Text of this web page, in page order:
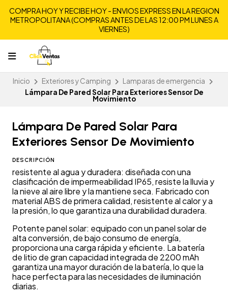
COMPRA HOY Y RECIBE HOY - ENVIOS EXPRESS EN LA REGION
METROPOLITANA (COMPRAS ANTES DE LAS 12:00 PM LUNES A
VIERNES)
Inicio Exteriores y Camping
Lamparas de emergencia
Lámpara De Pared Solar Para Exteriores Sensor De
Movimiento
Lámpara De Pared Solar Para
Exteriores Sensor De Movimiento
DESCRIPCIÓN
resistente al agua y duradera: diseñada con una
clasificación de impermeabilidad IP65, resiste la lluvia y
la nieve al aire libre y la mantiene seca. Fabricado con
material ABS de primera calidad, resistente al calor y a
la presión, lo que garantiza una durabilidad duradera.
Potente panel solar: equipado con un panel solar de
alta conversión, de bajo consumo de energía,
proporciona una carga rápida y eficiente. La batería
de litio de gran capacidad integrada de 2200 mAh
garantiza una mayor duración de la batería, lo que la
hace perfecta para las necesidades de iluminación
diarias.